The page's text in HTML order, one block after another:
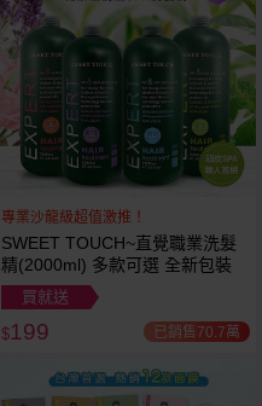
專業沙龍級超值激推！
SWEET TOUCH~直覺職業洗髮
精(2000ml) 多款可選 全新包裝
買就送
$199 已銷售70.7萬